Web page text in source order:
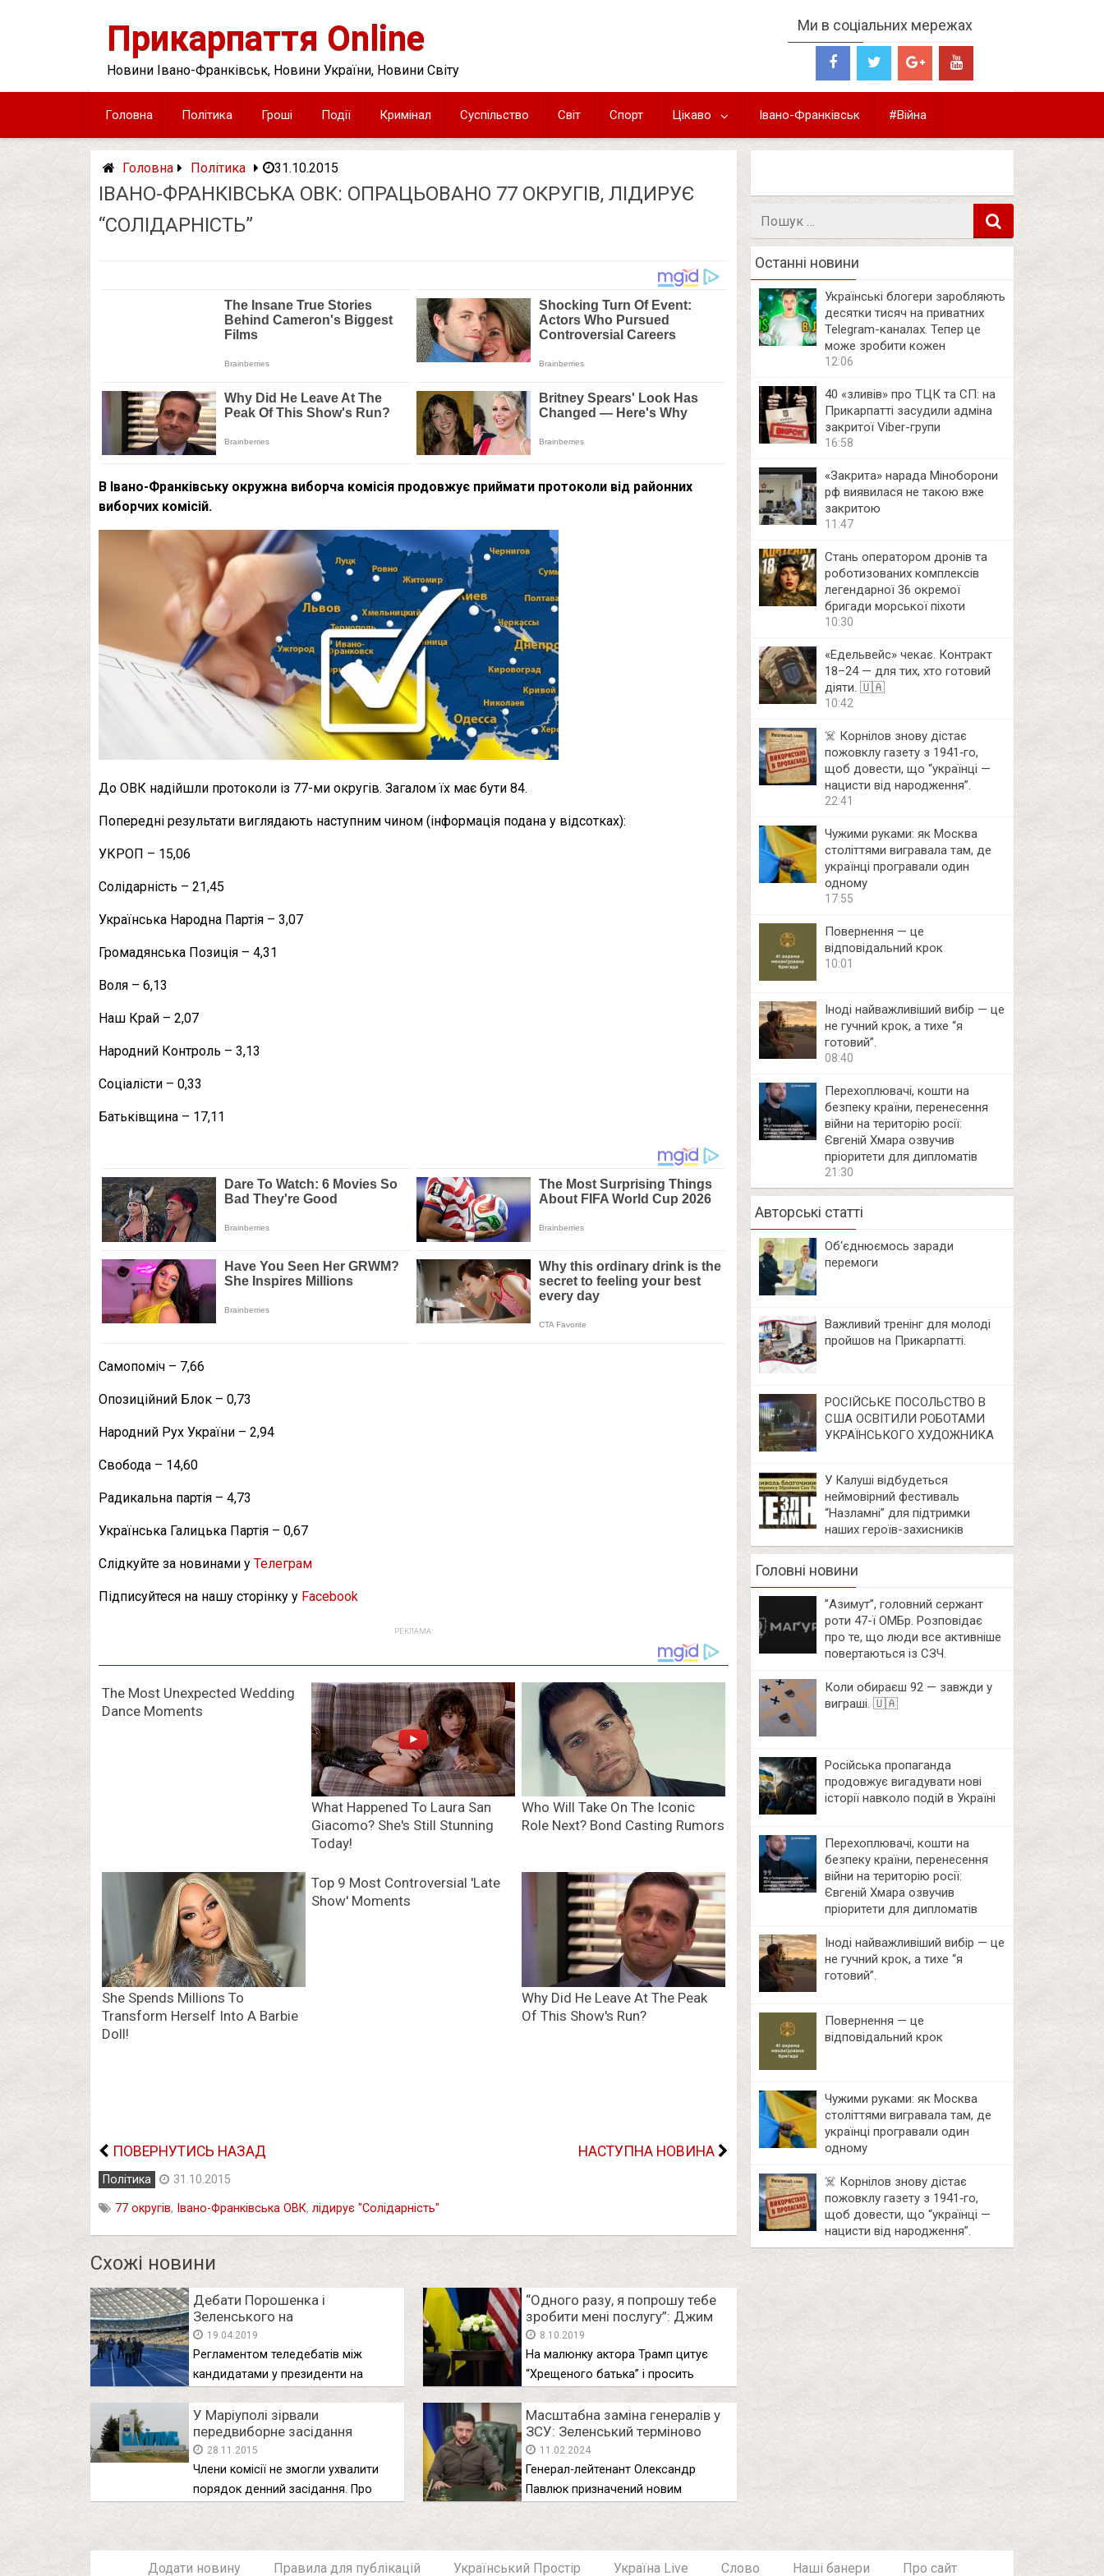
Прикарпаття Online
Новини Івано-Франківськ, Новини України, Новини Світу
Ми в соціальних мережах
Головна Політика Гроші Події Кримінал Суспільство Світ Спорт Цікаво Івано-Франківськ #Війна
Головна Політика 31.10.2015
ІВАНО-ФРАНКІВСЬКА ОВК: ОПРАЦЬОВАНО 77 ОКРУГІВ, ЛІДИРУЄ
“СОЛІДАРНІСТЬ”
В Івано-Франківську окружна виборча комісія продовжує приймати протоколи від районних
виборчих комісій.
До ОВК надійшли протоколи із 77-ми округів. Загалом їх має бути 84.
Попередні результати виглядають наступним чином (інформація подана у відсотках):
УКРОП – 15,06
Солідарність – 21,45
Українська Народна Партія – 3,07
Громадянська Позиція – 4,31
Воля – 6,13
Наш Край – 2,07
Народний Контроль – 3,13
Соціалісти – 0,33
Батьківщина – 17,11
Самопоміч – 7,66
Опозиційний Блок – 0,73
Народний Рух України – 2,94
Свобода – 14,60
Радикальна партія – 4,73
Українська Галицька Партія – 0,67
Слідкуйте за новинами у Телеграм
Підписуйтеся на нашу сторінку у Facebook
РЕКЛАМА:
ПОВЕРНУТИСЬ НАЗАД НАСТУПНА НОВИНА
Політика 31.10.2015
77 округів, Івано-Франківська ОВК, лідирує "Солідарність"
Схожі новини
Дебати Порошенка і
Зеленського на
“Олімпійському”: де і коли
дивитися (відео)
19.04.2019
Регламентом теледебатів між
кандидатами у президенти на
“Одного разу, я попрошу тебе
зробити мені послугу”: Джим
Керрі намалював карикатуру на
Зеленського і Трампа
8.10.2019
На малюнку актора Трамп цитує
“Хрещеного батька” і просить
У Маріуполі зірвали
передвиборне засідання
міськвиборчкому – ОПОРА
28.11.2015
Члени комісії не змогли ухвалити
порядок денний засідання. Про
Масштабна заміна генералів у
ЗСУ: Зеленський терміново
видав низку указів — кого на
кого поміняли
11.02.2024
Генерал-лейтенант Олександр
Павлюк призначений новим
Останні новини
Українські блогери заробляють
десятки тисяч на приватних
Telegram-каналах. Тепер це
може зробити кожен
12:06
40 «зливів» про ТЦК та СП: на
Прикарпатті засудили адміна
закритої Viber-групи
16:58
«Закрита» нарада Міноборони
рф виявилася не такою вже
закритою
11:47
Стань оператором дронів та
роботизованих комплексів
легендарної 36 окремої
бригади морської піхоти
10:30
«Едельвейс» чекає. Контракт
18–24 — для тих, хто готовий
діяти. 🇺🇦
10:42
☠️ Корнілов знову дістає
пожовклу газету з 1941‑го,
щоб довести, що “українці —
нацисти від народження”.
22:41
Чужими руками: як Москва
століттями вигравала там, де
українці програвали один
одному
17:55
Повернення — це
відповідальний крок
10:01
Іноді найважливіший вибір — це
не гучний крок, а тихе “я
готовий”.
08:40
Перехоплювачі, кошти на
безпеку країни, перенесення
війни на територію росії:
Євгеній Хмара озвучив
пріоритети для дипломатів
21:30
Авторські статті
Об‘єднюємось заради
перемоги
Важливий тренінг для молоді
пройшов на Прикарпатті.
РОСІЙСЬКЕ ПОСОЛЬСТВО В
США ОСВІТИЛИ РОБОТАМИ
УКРАЇНСЬКОГО ХУДОЖНИКА
У Калуші відбудеться
неймовірний фестиваль
“Назламні” для підтримки
наших героїв-захисників
Головні новини
⁨”Азимут”, головний сержант
роти 47-ї ОМБр. Розповідає
про те, що люди все активніше
повертаються із СЗЧ.
Коли обираєш 92 — завжди у
виграші. 🇺🇦
Російська пропаганда
продовжує вигадувати нові
історії навколо подій в Україні
Перехоплювачі, кошти на
безпеку країни, перенесення
війни на територію росії:
Євгеній Хмара озвучив
пріоритети для дипломатів
Іноді найважливіший вибір — це
не гучний крок, а тихе “я
готовий”.
Повернення — це
відповідальний крок
Чужими руками: як Москва
століттями вигравала там, де
українці програвали один
одному
☠️ Корнілов знову дістає
пожовклу газету з 1941‑го,
щоб довести, що “українці —
нацисти від народження”.
Додати новину Правила для публікацій Український Простір Україна Live Слово Наші банери Про сайт